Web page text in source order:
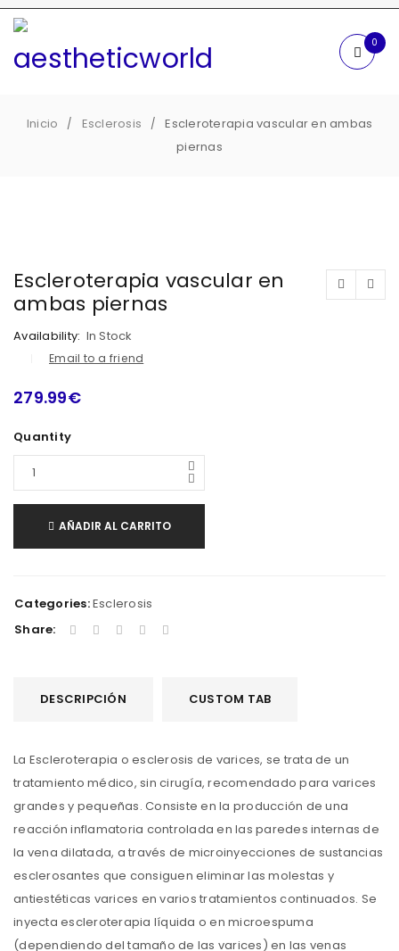
0
Inicio / Esclerosis /
Escleroterapia vascular en ambas
piernas
Escleroterapia vascular en
ambas piernas
Availability: In Stock
Email to a friend
279.99€
Quantity
AÑADIR AL CARRITO
Categories:Esclerosis
Share:
DESCRIPCIÓN CUSTOM TAB
La Escleroterapia o esclerosis de varices, se trata de un
tratamiento médico, sin cirugía, recomendado para varices
grandes y pequeñas. Consiste en la producción de una
reacción inflamatoria controlada en las paredes internas de
la vena dilatada, a través de microinyecciones de sustancias
esclerosantes que consiguen eliminar las molestas y
antiestéticas varices en varios tratamientos continuados. Se
inyecta escleroterapia líquida o en microespuma
(dependiendo del tamaño de las varices) en las venas